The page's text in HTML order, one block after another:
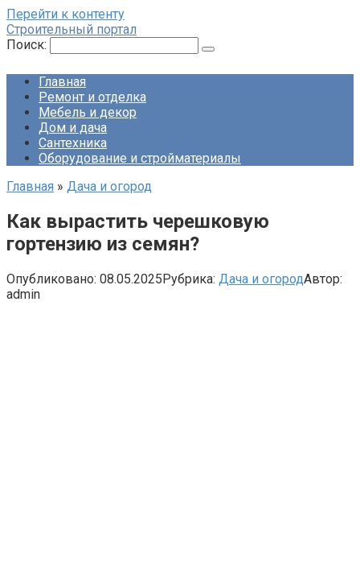
Перейти к контенту
Строительный портал
Поиск:
Главная
Ремонт и отделка
Мебель и декор
Дом и дача
Сантехника
Оборудование и стройматериалы
Главная » Дача и огород
Как вырастить черешковую
гортензию из семян?
Опубликовано: 08.05.2025Рубрика: Дача и огородАвтор:
admin